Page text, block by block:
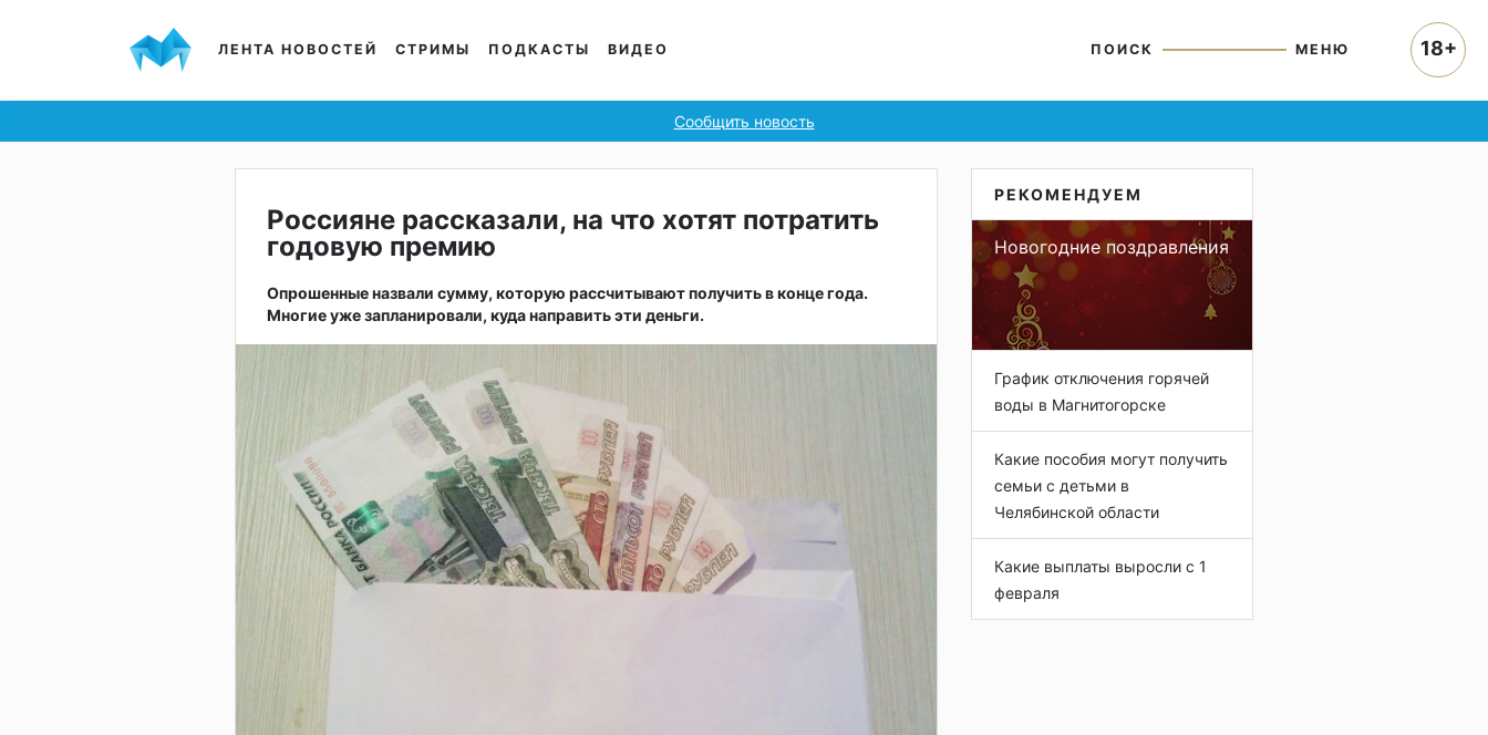
ЛЕНТА НОВОСТЕЙ СТРИМЫ ПОДКАСТЫ ВИДЕО ПОИСК МЕНЮ
Сообщить новость
Россияне рассказали, на что хотят потратить
годовую премию
Опрошенные назвали сумму, которую рассчитывают получить в конце года.
Многие уже запланировали, куда направить эти деньги.
РЕКОМЕНДУЕМ
Новогодние поздравления
График отключения горячей
воды в Магнитогорске
Какие пособия могут получить
семьи с детьми в
Челябинской области
Какие выплаты выросли с 1
февраля
18+